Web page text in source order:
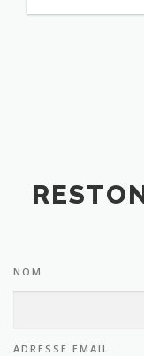
NOM
ADRESSE EMAIL